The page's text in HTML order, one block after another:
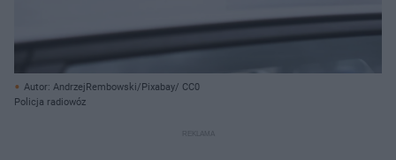
Autor: AndrzejRembowski/Pixabay/ CC0
Policja radiowóz